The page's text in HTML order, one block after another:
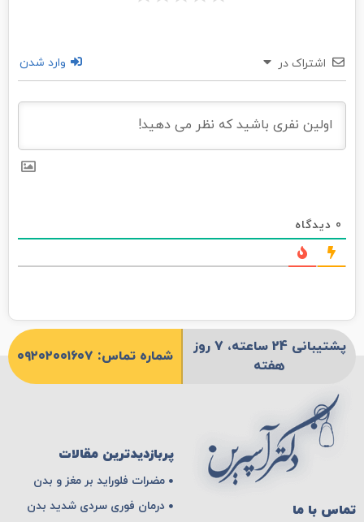
اشتراک در وارد شدن
0 دیدگاه
پشتیبانی 24 ساعته، 7 روز
هفته
شماره تماس: ۰۹۲۰۲۰۰۱۶۰۷
تماس با ما
پربازدیدترین مقالات
مضرات فلوراید بر مغز و بدن
درمان فوری سردی شدید بدن